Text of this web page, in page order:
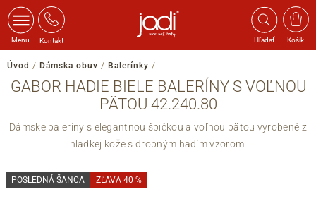
Menu Kontakt Hľadať Košík
Úvod / Dámska obuv / Balerínky /
GABOR HADIE BIELE BALERÍNY S VOĽNOU
PÄTOU 42.240.80
Dámske baleríny s elegantnou špičkou a voľnou pätou vyrobené z
hladkej kože s drobným hadím vzorom.
POSLEDNÁ ŠANCA ZĽAVA 40 %